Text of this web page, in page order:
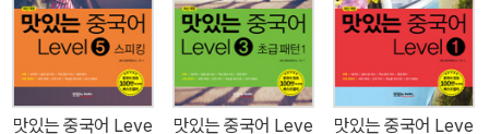
어 회화 쉽게! 복잡하지 않고 쉽게 꼭 알아야 할 핵심 내용만 확실하게
마스터한다 재미있게! 노래, 문화, 퍼즐 등 흥미를 자극하는 코너로 재
미있게 학습한다 가볍게! 간결한 회화로 부담 없이 중국어 회화의 틀
을 잡는다 반복적으로! 다양한 코너와 무료 콘텐츠로 배운 내용은 반
맛있는 중국어 Leve
맛있는 중국어 Leve
맛있는 중국어 Leve